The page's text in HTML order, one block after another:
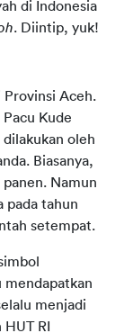
di Indonesia
. Diintip, yuk!
Provinsi Aceh.
Pacu Kude
oleh
Biasanya,
Namun
pada tahun
setempat.
mendapatkan
menjadi
RI